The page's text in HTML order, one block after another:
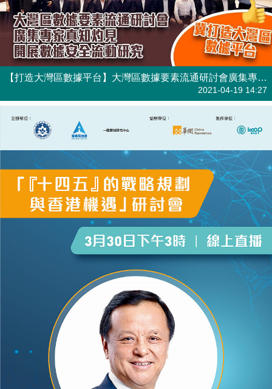
【打造大灣區數據平台】大灣區數據要素流通研討會廣集專家意見 開展數據安全流動研究
2021-04-19 14:27